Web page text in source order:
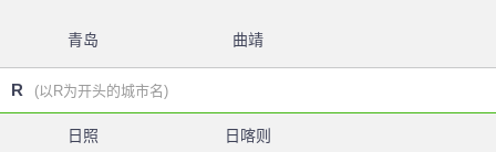
青岛 曲靖
R (以R为开头的城市名)
日照 日喀则